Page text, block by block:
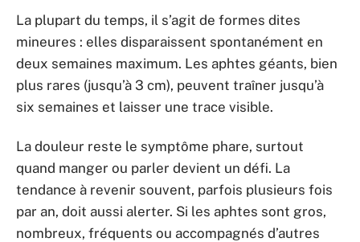
La plupart du temps, il s’agit de formes dites
mineures : elles disparaissent spontanément en
deux semaines maximum. Les aphtes géants, bien
plus rares (jusqu’à 3 cm), peuvent traîner jusqu’à
six semaines et laisser une trace visible.
La douleur reste le symptôme phare, surtout
quand manger ou parler devient un défi. La
tendance à revenir souvent, parfois plusieurs fois
par an, doit aussi alerter. Si les aphtes sont gros,
nombreux, fréquents ou accompagnés d’autres